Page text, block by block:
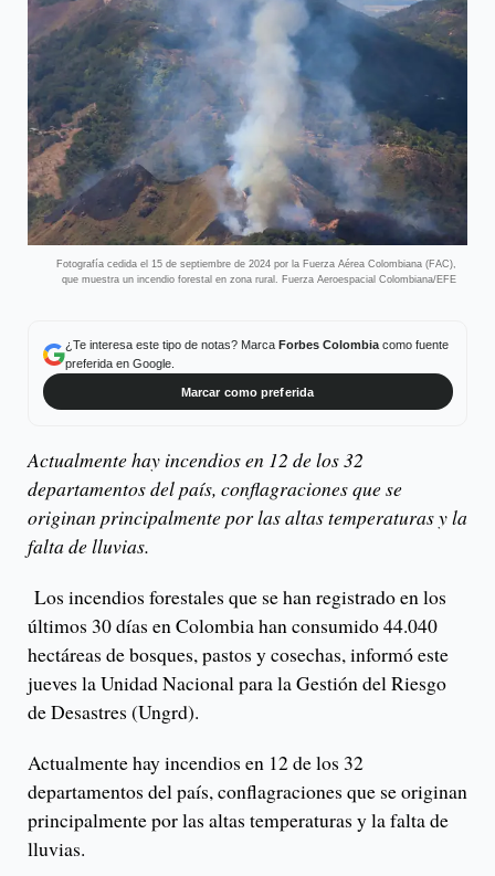
Fotografía cedida el 15 de septiembre de 2024 por la Fuerza Aérea Colombiana (FAC),
que muestra un incendio forestal en zona rural. Fuerza Aeroespacial Colombiana/EFE
¿Te interesa este tipo de notas? Marca Forbes Colombiacomo fuente
preferida en Google.
Marcar como preferida
Actualmente hay incendios en 12 de los 32
departamentos del país, conflagraciones que se
originan principalmente por las altas temperaturas y la
falta de lluvias.
Los incendios forestales que se han registrado en los
últimos 30 días en Colombia han consumido 44.040
hectáreas de bosques, pastos y cosechas, informó este
jueves la Unidad Nacional para la Gestión del Riesgo
de Desastres (Ungrd).
Actualmente hay incendios en 12 de los 32
departamentos del país, conflagraciones que se originan
principalmente por las altas temperaturas y la falta de
lluvias.